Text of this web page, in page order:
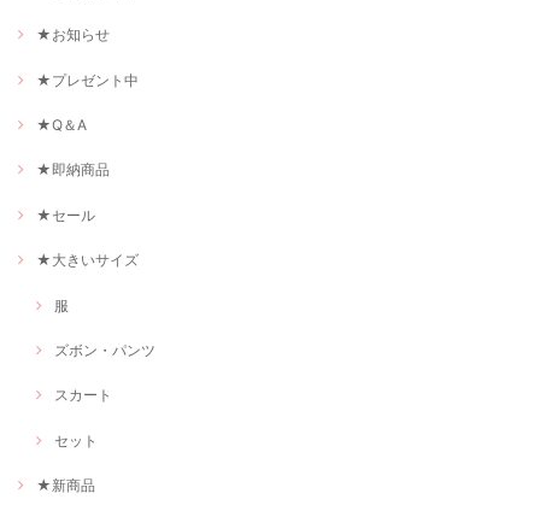
★お知らせ
★プレゼント中
★Q＆A
★即納商品
★セール
★大きいサイズ
服
ズボン・パンツ
スカート
セット
★新商品